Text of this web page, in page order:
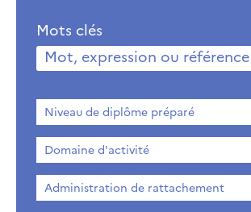
Mots clés
Niveau
de
diplome
préparé
Niveau de diplôme préparé
Domaine d'activité
Administration de rattachement